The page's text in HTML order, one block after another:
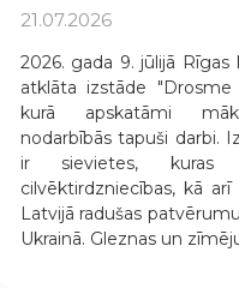
21.07.2026
2026. gada 9. jūlijā
atklāta izstāde
kurā apskatāmi
nodarbībās tapuši darbi.
ir sievietes, kuras
cilvēktirdzniecības, kā arī
Latvijā radušas
Ukrainā. Gleznas un